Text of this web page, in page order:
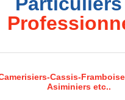
Cassis-
Asiminiers etc..